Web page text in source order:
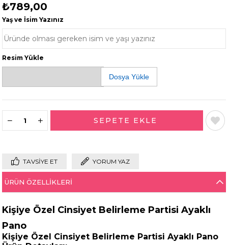
₺789,00
Yaş ve İsim Yazınız
Resim Yükle
Dosya Yükle
TAVSIYE ET YORUM YAZ
ÜRÜN ÖZELLIKLERI
Kişiye Özel Cinsiyet Belirleme Partisi Ayaklı
Pano
Kişiye Özel Cinsiyet Belirleme Partisi Ayaklı Pano